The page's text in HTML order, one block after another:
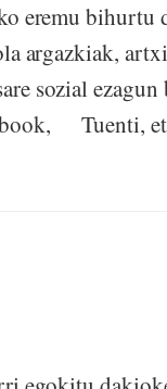
eremu bihurtu
argazkiak,
sozial
Tuenti, eta